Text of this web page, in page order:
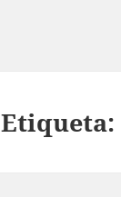
Etiqueta: